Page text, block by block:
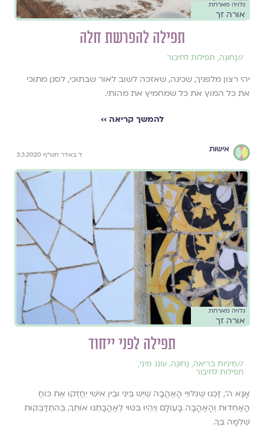
גלויה מארחת
אורה זך
תפילה להפרשת חלה
//נָחוּגָה, תפילות לחיבור
יהי רצון מלפניך, שכינה, שאזכה לשוב לאור שבתוכי, לסנן מתוכי
את כל המוץ את כל שמחמיץ את מהותי.
להמשך קריאה ››
אישות
ז' באדר תש"ף 3.3.2020
גלויה מארחת
אורה זך
תפילה לפני ייחוד
//מיניות בריאה, נָחוּגָה, עונג מיני,
תפילות לחיבור
אָנָּא ה', זַכֵּנוּ שֶׁגִּלּוּיֵי הָאַהֲבָה שֶׁיֵּשׁ בֵּינִי וּבֵין אִישִׁי יְחַזְּקוּ אֶת כּוֹחַ
הָאַחְדוּת וְהָאַהֲבָה בָּעוֹלָם וְיִהְיוּ בִּטּוּי לְאַהֲבָתֵנוּ אוֹתְךָ, בְּהִתְדַּבְּקוּת
שְׁלֵמָה בְּךָ.